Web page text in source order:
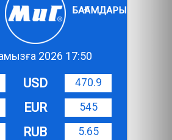
БАҒАМДАРЫ
2026 17:50
USD
470.9
EUR
545
RUB
5.65